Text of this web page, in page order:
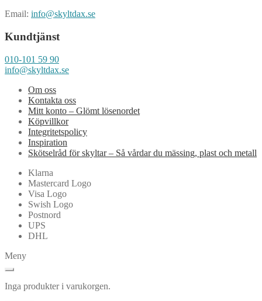
Email: info@skyltdax.se
Kundtjänst
010-101 59 90
info@skyltdax.se
Om oss
Kontakta oss
Mitt konto – Glömt lösenordet
Köpvillkor
Integritetspolicy
Inspiration
Skötselråd för skyltar – Så vårdar du mässing, plast och metall
Klarna
Mastercard Logo
Visa Logo
Swish Logo
Postnord
UPS
DHL
Meny
Inga produkter i varukorgen.